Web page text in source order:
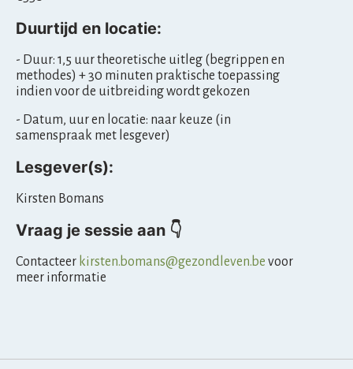
i
l
i
t
y
i
n
e
e
Duurtijd en locatie:
- Duur: 1,5 uur theoretische uitleg (begrippen en
methodes) + 30 minuten praktische toepassing
indien voor de uitbreiding wordt gekozen
- Datum, uur en locatie: naar keuze (in
samenspraak met lesgever)
Lesgever(s):
Kirsten Bomans
Vraag je sessie aan 👇
Contacteer kirsten.bomans@gezondleven.be voor
meer informatie